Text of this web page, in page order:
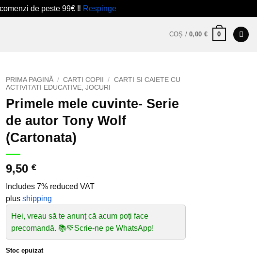
de peste 99€ ‼️ Respinge
COȘ /0,00 € 0
PRIMA PAGINĂ / CARTI COPII / CARTI SI CAIETE CU
ACTIVITATI EDUCATIVE, JOCURI
Primele mele cuvinte- Serie
de autor Tony Wolf
(Cartonata)
9,50€
Includes 7% reduced VAT
plusshipping
Hei, vreau să te anunț că acum poți face
precomandă. 📚💚Scrie-ne pe WhatsApp!
Stoc epuizat